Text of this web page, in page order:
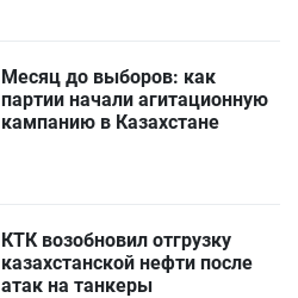
Месяц до выборов: как
партии начали агитационную
кампанию в Казахстане
КТК возобновил отгрузку
казахстанской нефти после
атак на танкеры